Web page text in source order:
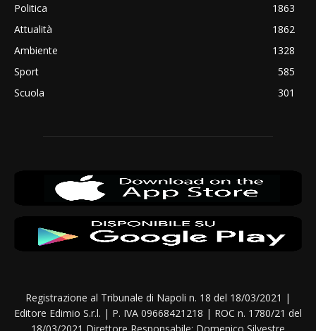
Politica
1863
Attualità
1862
Ambiente
1328
Sport
585
Scuola
301
Registrazione al Tribunale di Napoli n. 18 del 18/03/2021 |
Editore Edimio S.r.l. | P. IVA 09668421218 | ROC n. 1780/21 del